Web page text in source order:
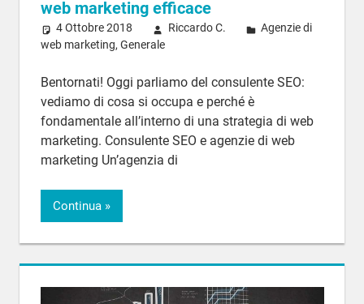
web marketing efficace
4 Ottobre 2018 Riccardo C.
Agenzie di
web marketing, Generale
Bentornati! Oggi parliamo del consulente SEO:
vediamo di cosa si occupa e perché è
fondamentale all’interno di una strategia di web
marketing. Consulente SEO e agenzie di web
marketing Un’agenzia di
Continua